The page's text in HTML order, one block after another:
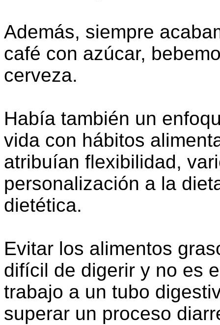
Además, siempre
café con azúcar,
cerveza.
Había también un
vida con hábitos
atribuían flexibilidad,
personalización a la
dietética.
Evitar los alimentos
difícil de digerir y no es
trabajo a un tubo
superar un proceso